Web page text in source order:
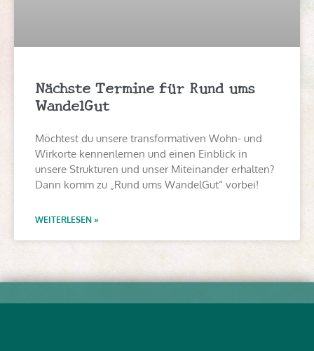
Nächste Termine für Rund ums
WandelGut
Möchtest du unsere transformativen Wohn- und
Wirkorte kennenlernen und einen Einblick in
unsere Strukturen und unser Miteinander erhalten?
Dann komm zu „Rund ums WandelGut“ vorbei!
WEITERLESEN »